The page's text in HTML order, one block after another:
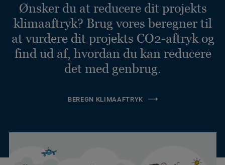
Ønsker du at reducere dit projekts
klimaaftryk? Brug vores beregner til
at vurdere dit projekts CO2-aftryk og
find ud af, hvordan du kan reducere
det med genbrug.
BEREGN KLIMAAFTRYK